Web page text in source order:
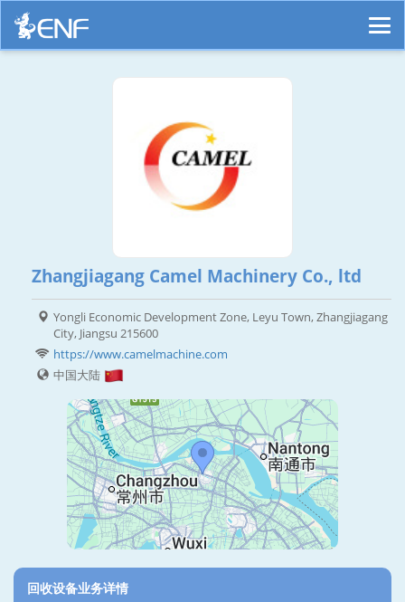
Zhangjiagang Camel Machinery Co., ltd
Yongli Economic Development Zone, Leyu Town, Zhangjiagang
City, Jiangsu 215600
https://www.camelmachine.com
中国大陆
回收设备业务详情